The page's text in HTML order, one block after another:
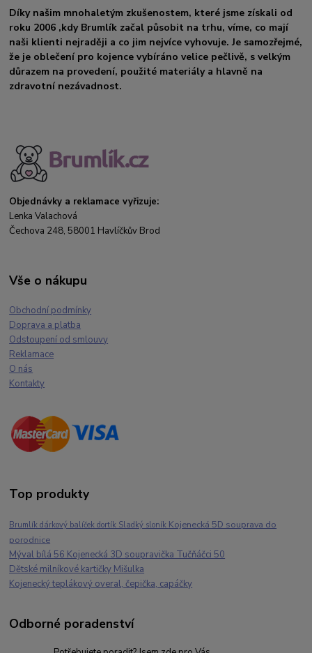
Díky našim mnohaletým zkušenostem, které jsme získali od
roku 2006 ,kdy Brumlík začal působit na trhu, víme, co mají
naši klienti nejraději a co jim nejvíce vyhovuje. Je samozřejmé,
že je oblečení pro kojence vybíráno velice pečlivě, s velkým
důrazem na provedení, použité materiály a hlavně na
zdravotní nezávadnost.
Objednávky a reklamace vyřizuje:
Lenka Valachová
Čechova 248, 58001 Havlíčkův Brod
Vše o nákupu
Obchodní podmínky
Doprava a platba
Odstoupení od smlouvy
Reklamace
O nás
Kontakty
Top produkty
Brumlík dárkový balíček dortík Sladký sloník Kojenecká 5D souprava do
porodnice
Mýval bílá 56 Kojenecká 3D soupravička Tučňáčci 50
Dětské milníkové kartičky Mišulka
Kojenecký teplákový overal, čepička, capáčky
Odborné poradenství